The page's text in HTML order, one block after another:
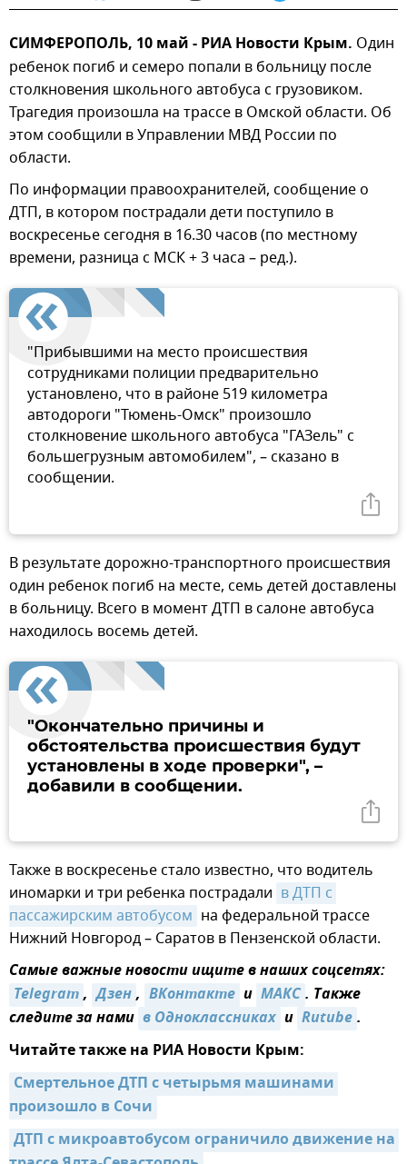
СИМФЕРОПОЛЬ, 10 май - РИА Новости Крым. Один
ребенок погиб и семеро попали в больницу после
столкновения школьного автобуса с грузовиком.
Трагедия произошла на трассе в Омской области. Об
этом сообщили в Управлении МВД России по
области.
По информации правоохранителей, сообщение о
ДТП, в котором пострадали дети поступило в
воскресенье сегодня в 16.30 часов (по местному
времени, разница с МСК + 3 часа – ред.).
"Прибывшими на место происшествия
сотрудниками полиции предварительно
установлено, что в районе 519 километра
автодороги "Тюмень-Омск" произошло
столкновение школьного автобуса "ГАЗель" с
большегрузным автомобилем", – сказано в
сообщении.
В результате дорожно-транспортного происшествия
один ребенок погиб на месте, семь детей доставлены
в больницу. Всего в момент ДТП в салоне автобуса
находилось восемь детей.
"Окончательно причины и
обстоятельства происшествия будут
установлены в ходе проверки", –
добавили в сообщении.
Также в воскресенье стало известно, что водитель
иномарки и три ребенка пострадали в ДТП с
пассажирским автобусом на федеральной трассе
Нижний Новгород – Саратов в Пензенской области.
Самые важные новости ищите в наших соцсетях:
Telegram, Дзен, ВКонтакте и МАКС. Также
следите за нами в Одноклассниках и Rutube.
Читайте также на РИА Новости Крым:
Смертельное ДТП с четырьмя машинами
произошло в Сочи
ДТП с микроавтобусом ограничило движение на